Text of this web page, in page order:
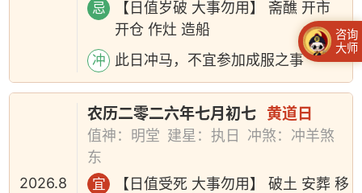
忌
【日值岁破 大事勿用】 斋醮 开市
开仓 作灶 造船
冲 此日冲马，不宜参加成服之事
2026.8
农历二零二六年七月初七 黄道日
值神：明堂 建星：执日
冲煞：冲羊煞
东
宜
【日值受死 大事勿用】 破土 安葬 移
咨询
大师